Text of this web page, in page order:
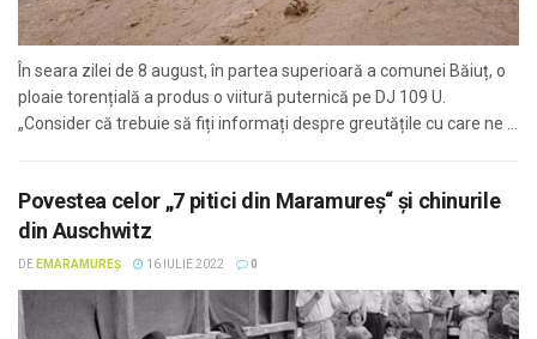
În seara zilei de 8 august, în partea superioară a comunei Băiuț, o
ploaie torențială a produs o viitură puternică pe DJ 109 U.
„Consider că trebuie să fiți informați despre greutățile cu care ne ...
Povestea celor „7 pitici din Maramureș“ și chinurile
din Auschwitz
DE EMARAMUREȘ 16 IULIE 2022 0